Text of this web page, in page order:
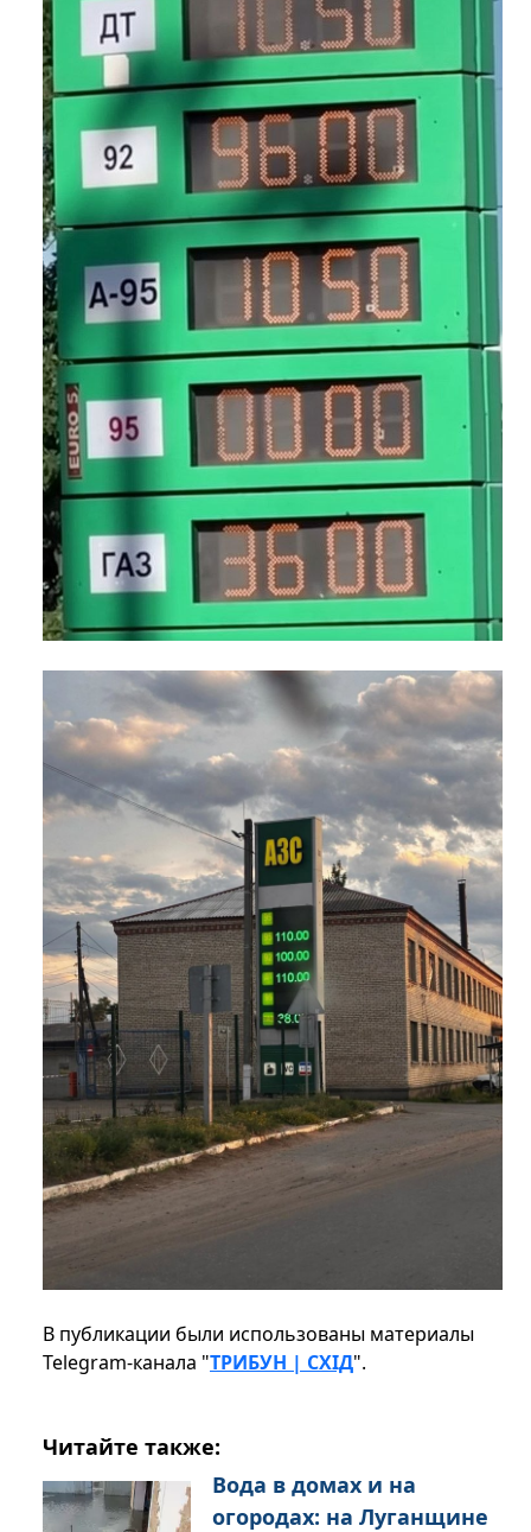
В публикации были использованы материалы
Telegram-канала "ТРИБУН | СХІД".
Читайте также:
Вода в домах и на
огородах: на Луганщине